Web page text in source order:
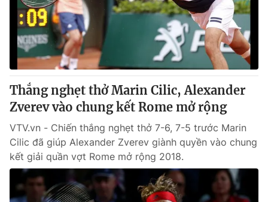
Thắng nghẹt thở Marin Cilic, Alexander
Zverev vào chung kết Rome mở rộng
VTV.vn - Chiến thắng nghẹt thở 7-6, 7-5 trước Marin
Cilic đã giúp Alexander Zverev giành quyền vào chung
kết giải quần vợt Rome mở rộng 2018.